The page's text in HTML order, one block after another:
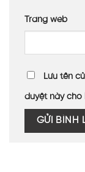
Trang web
Lưu tên
duyệt này cho